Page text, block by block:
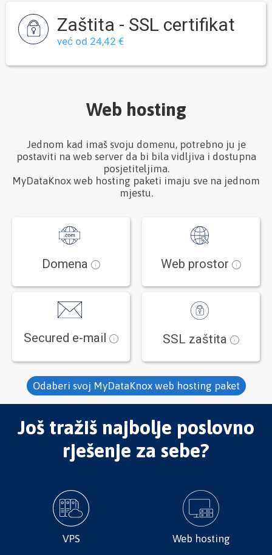
Zaštita - SSL certifikat
već od 24,42 €
Web hosting
Jednom kad imaš svoju domenu, potrebno ju je
postaviti na web server da bi bila vidljiva i dostupna
posjetiteljima.
MyDataKnox web hosting paketi imaju sve na jednom
mjestu.
Domena Web prostor
Secured e-mail SSL zaštita
Odaberi svoj MyDataKnox web hosting paket
Još tražiš najbolje poslovno
rješenje za sebe?
VPS Web hosting